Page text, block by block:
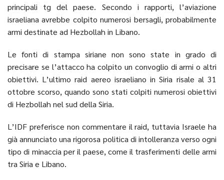
principali tg del paese. Secondo i rapporti, l’aviazione
israeliana avrebbe colpito numerosi bersagli, probabilmente
armi destinate ad Hezbollah in Libano.
Le fonti di stampa siriane non sono state in grado di
precisare se l’attacco ha colpito un convoglio di armi o altri
obiettivi. L’ultimo raid aereo israeliano in Siria risale al 31
ottobre scorso, quando sono stati colpiti numerosi obiettivi
di Hezbollah nel sud della Siria.
L’IDF preferisce non commentare il raid, tuttavia Israele ha
già annunciato una rigorosa politica di intolleranza verso ogni
tipo di minaccia per il paese, come il trasferimenti delle armi
tra Siria e Libano.